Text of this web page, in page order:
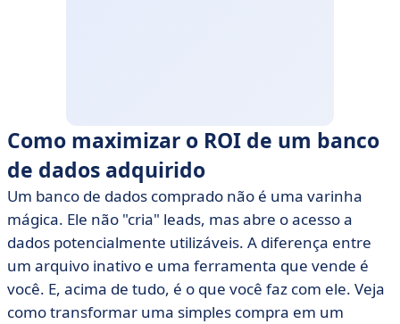
Como maximizar o ROI de um banco
de dados adquirido
Um banco de dados comprado não é uma varinha
mágica. Ele não "cria" leads, mas abre o acesso a
dados potencialmente utilizáveis. A diferença entre
um arquivo inativo e uma ferramenta que vende é
você. E, acima de tudo, é o que você faz com ele. Veja
como transformar uma simples compra em um